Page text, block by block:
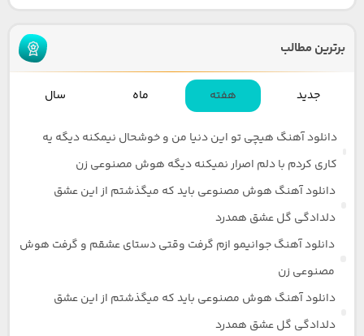
برترین مطالب
جدید هفته ماه سال
دانلود آهنگ هیچی تو این دنیا من و خوشحال نیمکنه دیگه یه
کاری کردم با دلم اصرار نمیکنه دیگه هوش مصنوعی زن
دانلود آهنگ هوش مصنوعی باید که میگذشتم از این عشق
دلدادگی گل عشق همدرد
دانلود آهنگ جوانیمو ازم گرفت وقتی دستای عشقم و گرفت هوش
مصنوعی زن
دانلود آهنگ هوش مصنوعی باید که میگذشتم از این عشق
دلدادگی گل عشق همدرد